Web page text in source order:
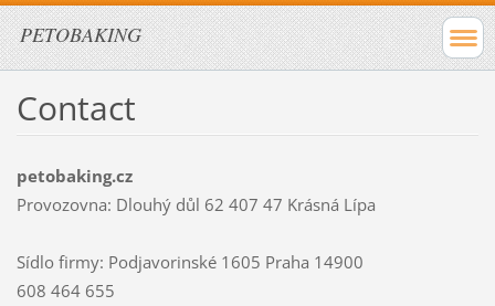
PETOBAKING
Contact
petobaking.cz
Provozovna: Dlouhý důl 62 407 47 Krásná Lípa
Sídlo firmy: Podjavorinské 1605 Praha 14900
608 464 655